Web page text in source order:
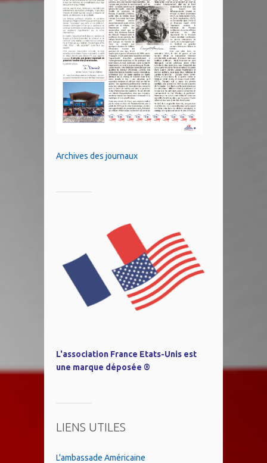
Archives des journaux
L'association France Etats-Unis est
une marque déposée ®
LIENS UTILES
L'ambassade Américaine